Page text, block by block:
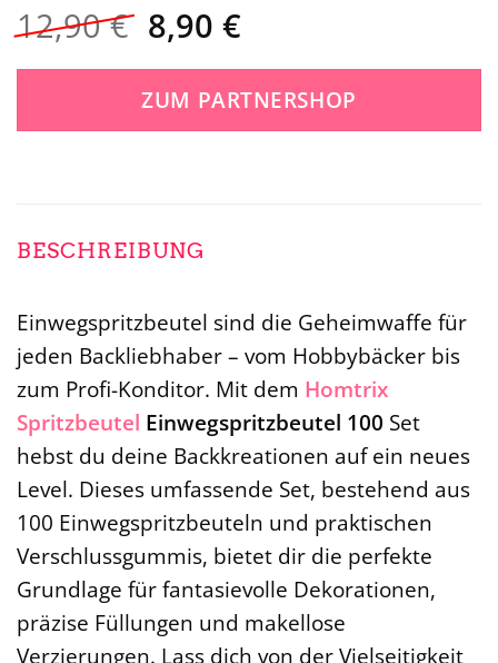
12,90€ Ursprünglicher
Preis
war:
12,90 €
8,90 €Aktueller
ist:
8,90 €.
ZUM PARTNERSHOP
BESCHREIBUNG
Einwegspritzbeutel sind die Geheimwaffe für
jeden Backliebhaber – vom Hobbybäcker bis
zum Profi-Konditor. Mit dem Homtrix
Spritzbeutel Einwegspritzbeutel 100 Set
hebst du deine Backkreationen auf ein neues
Level. Dieses umfassende Set, bestehend aus
100 Einwegspritzbeuteln und praktischen
Verschlussgummis, bietet dir die perfekte
Grundlage für fantasievolle Dekorationen,
präzise Füllungen und makellose
Verzierungen. Lass dich von der Vielseitigkeit